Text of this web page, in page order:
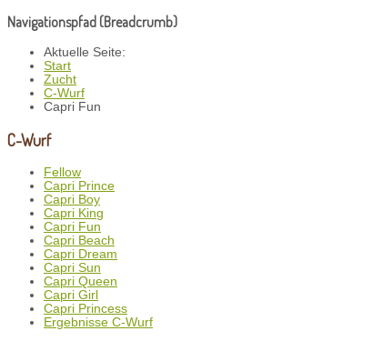
Navigationspfad (Breadcrumb)
Aktuelle Seite:
Start
Zucht
C-Wurf
Capri Fun
C-Wurf
Fellow
Capri Prince
Capri Boy
Capri King
Capri Fun
Capri Beach
Capri Dream
Capri Sun
Capri Queen
Capri Girl
Capri Princess
Ergebnisse C-Wurf